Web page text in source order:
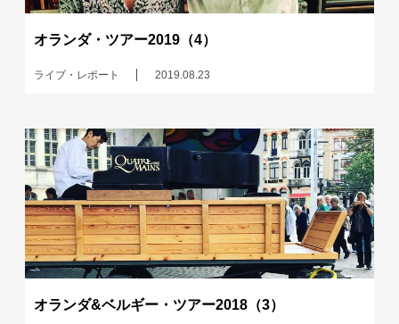
オランダ・ツアー2019（4）
ライブ・レポート 2019.08.23
オランダ&ベルギー・ツアー2018（3）